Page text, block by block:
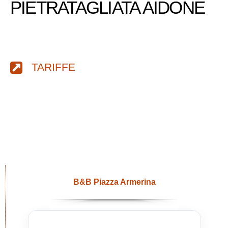
PIETRATAGLIATA AIDONE
TARIFFE
B&B Piazza Armerina